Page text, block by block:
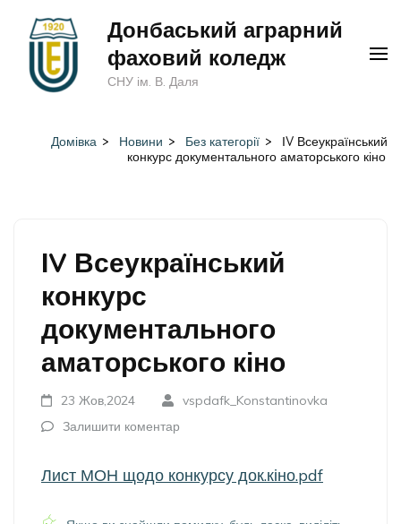
(натисніть
Донбаський аграрний
фаховий коледж
СНУ ім. В. Даля
Домівка > Новини > Без категорії >
ІV Всеукраїнський
конкурс документального аматорського кіно
ІV Всеукраїнський
конкурс
документального
аматорського кіно
23 Жов,2024
vspdafk_Konstantinovka
Залишити коментар
Лист МОН щодо конкурсу док.кіно.pdf